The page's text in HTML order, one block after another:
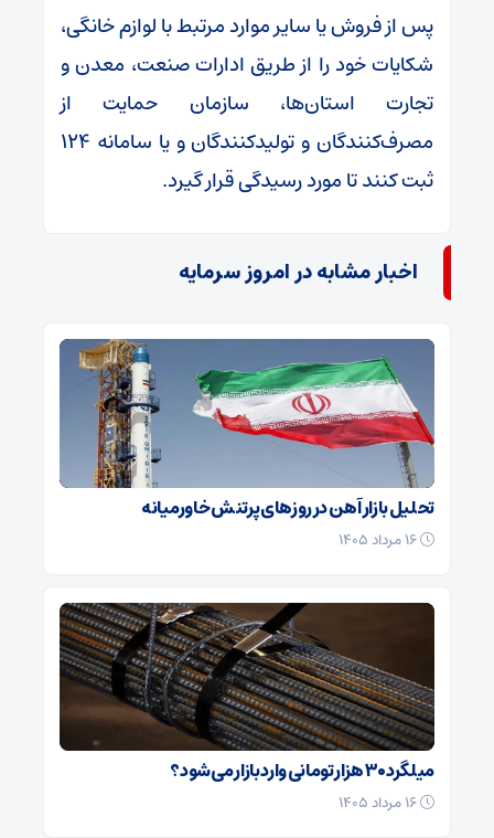
پس از فروش یا سایر موارد مرتبط با لوازم خانگی،
شکایات خود را از طریق ادارات صنعت، معدن و
تجارت استان‌ها، سازمان حمایت از
مصرف‌کنندگان و تولیدکنندگان و یا سامانه ۱۲۴
ثبت کنند تا مورد رسیدگی قرار گیرد.
اخبار مشابه در امروز سرمایه
تحلیل بازار آهن در روزهای پرتنش خاورمیانه
میلگرد ۳۰ هزار تومانی وارد بازار می‌شود؟